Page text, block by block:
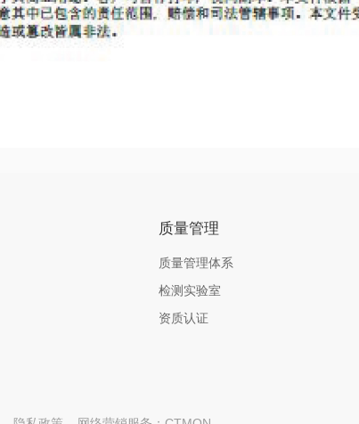
质量管理
质量管理体系
检测实验室
资质认证